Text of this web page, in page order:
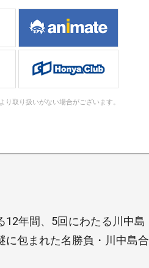
り取り扱いがない場合がございます。
年間、5回にわたる川中島
に包まれた名勝負・川中島合